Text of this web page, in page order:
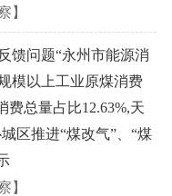
】
馈问题“永州市能源消
模以上工业原煤消费
费总量占比12.63%,天
区推进“煤改气”、“煤
】